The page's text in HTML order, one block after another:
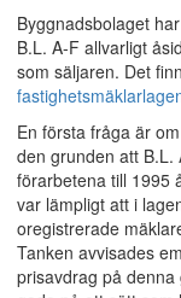
Byggnadsbolaget
B.L. A-F allvarligt
som säljaren. Det
En första fråga är
den grunden att B.L.
förarbetena till 1995
var lämpligt att i
oregistrerade
Tanken avvisades
prisavdrag på